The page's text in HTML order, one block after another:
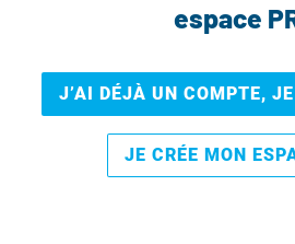
espace
J’AI DÉJÀ UN COMPTE,
JE CRÉE MON